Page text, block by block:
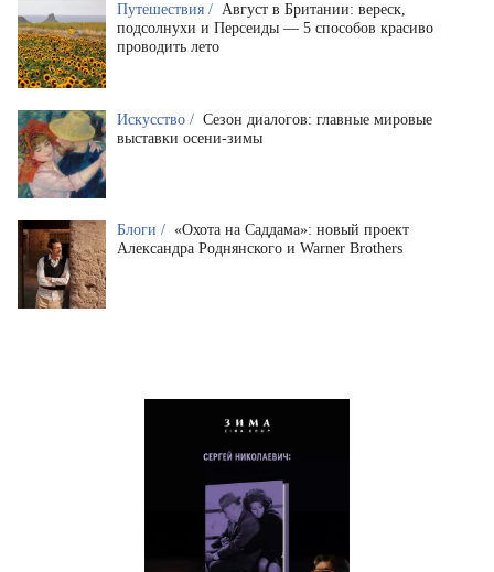
Путешествия / Август в Британии: вереск,
подсолнухи и Персеиды — 5 способов красиво
проводить лето
Искусство / Сезон диалогов: главные мировые
выставки осени-зимы
Блоги / «Охота на Саддама»: новый проект
Александра Роднянского и Warner Brothers